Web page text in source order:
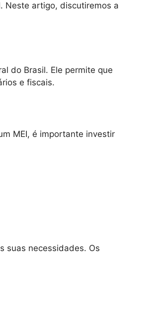
Neste artigo, discutiremos a
do Brasil. Ele permite que
e fiscais.
MEI, é importante investir
suas necessidades. Os